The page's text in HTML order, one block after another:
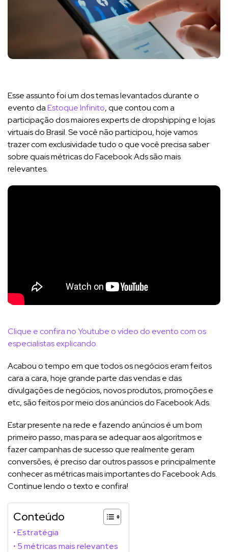
Esse assunto foi um dos temas levantados durante o
evento daEstoque Infinito, que contou com a
participação dos maiores experts de dropshipping e lojas
virtuais do Brasil. Se você não participou, hoje vamos
trazer com exclusividade tudo o que você precisa saber
sobre quais métricas do Facebook Ads são mais
relevantes.
Clique e confira no Youtube o vídeo do evento com os
especialistas explicando.
Acabou o tempo em que todos os negócios eram feitos
cara a cara, hoje grande parte das vendas e das
divulgações de negócios, novos produtos, promoções e
etc, são feitos por meio dos anúncios do Facebook Ads.
Estar presente na rede e fazendo anúncios é um bom
primeiro passo, mas para se adequar aos algoritmos e
fazer campanhas de sucesso que realmente geram
conversões, é preciso dar outros passos e principalmente
conhecer as métricas mais importantes do Facebook Ads.
Continue lendo o texto e confira!
Conteúdo
Estratégia
5 métricas mais relevantes